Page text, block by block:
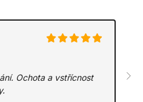
Ochota a vstřícnost